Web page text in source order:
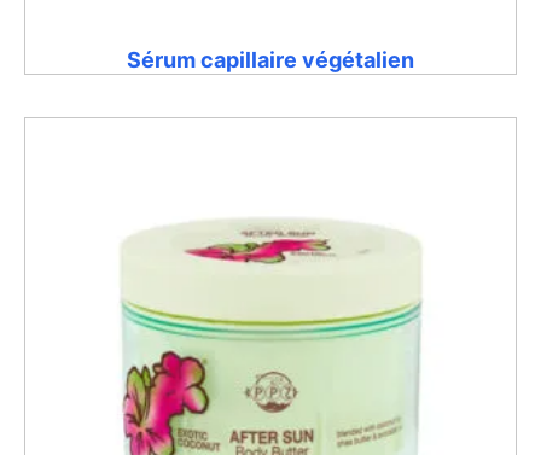
Sérum capillaire végétalien